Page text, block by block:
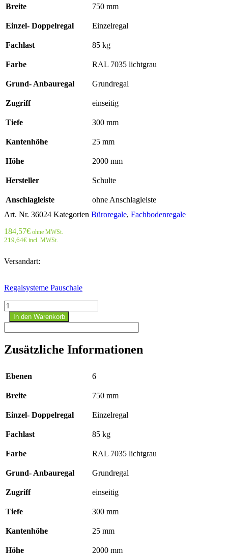
Breite 750 mm
Einzel- Doppelregal Einzelregal
Fachlast 85 kg
Farbe RAL 7035 lichtgrau
Grund- Anbauregal Grundregal
Zugriff einseitig
Tiefe 300 mm
Kantenhöhe 25 mm
Höhe 2000 mm
Hersteller Schulte
Anschlagleiste
ohne Anschlagleiste
Art. Nr. 36024 Kategorien Büroregale, Fachbodenregale
184,57€ ohne MWSt.
219,64€ incl. MWSt.
Versandart:
Regalsysteme Pauschale
Büroregal
Stecksystem
Grundregal
-
x
300
Typ
kg
7035
Anschlagleiste
Menge
In den Warenkorb
Zusätzliche Informationen
Ebenen 6
Breite 750 mm
Einzel- Doppelregal Einzelregal
Fachlast 85 kg
Farbe RAL 7035 lichtgrau
Grund- Anbauregal Grundregal
Zugriff einseitig
Tiefe 300 mm
Kantenhöhe 25 mm
Höhe 2000 mm